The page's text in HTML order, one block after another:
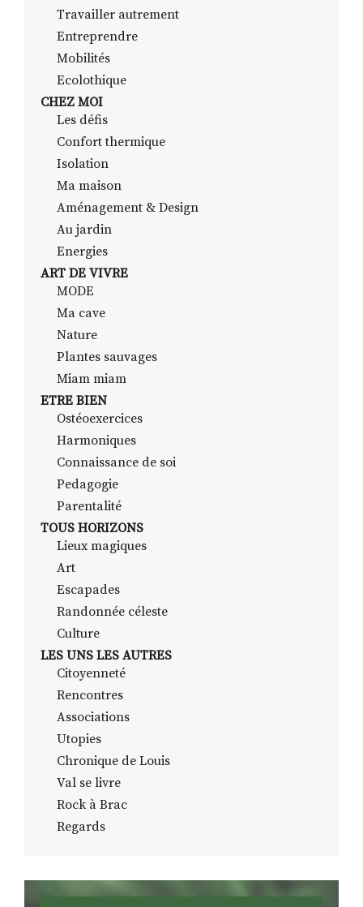
RECHERCHER
Travailler autrement
Entreprendre
Mobilités
Ecolothique
CHEZ MOI
Les défis
Confort thermique
Isolation
Ma maison
Aménagement & Design
Au jardin
Energies
ART DE VIVRE
MODE
Ma cave
Nature
Plantes sauvages
Miam miam
ETRE BIEN
Ostéoexercices
Harmoniques
Connaissance de soi
Pedagogie
Parentalité
TOUS HORIZONS
Lieux magiques
Art
Escapades
Randonnée céleste
Culture
LES UNS LES AUTRES
Citoyenneté
Rencontres
Associations
Utopies
Chronique de Louis
Val se livre
Rock à Brac
Regards